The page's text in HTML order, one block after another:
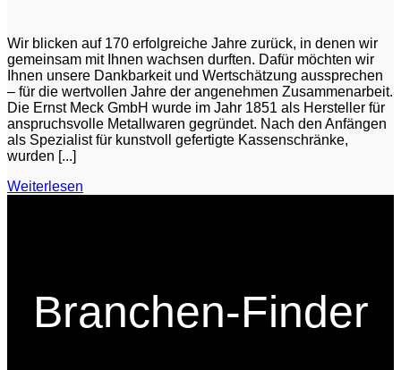
Wir blicken auf 170 erfolgreiche Jahre zurück, in denen wir
gemeinsam mit Ihnen wachsen durften. Dafür möchten wir
Ihnen unsere Dankbarkeit und Wertschätzung aussprechen
– für die wertvollen Jahre der angenehmen Zusammenarbeit.
Die Ernst Meck GmbH wurde im Jahr 1851 als Hersteller für
anspruchsvolle Metallwaren gegründet. Nach den Anfängen
als Spezialist für kunstvoll gefertigte Kassenschränke,
wurden [...]
Weiterlesen
Branchen-Finder